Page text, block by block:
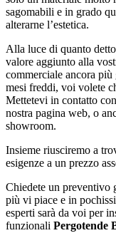
sagomabili e in grado
alterarne l’estetica.
Alla luce di quanto
valore aggiunto alla
commerciale ancora
mesi freddi, voi volete
Mettetevi in contatto
nostra pagina web, o
showroom.
Insieme riusciremo a
esigenze a un prezzo
Chiedete un preventivo
più vi piace e in
esperti sarà da voi per
funzionali Pergotende